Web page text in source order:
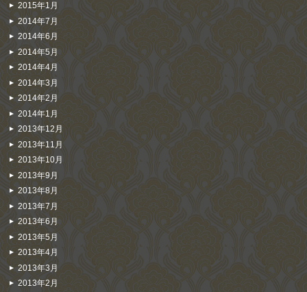
2015年1月
2014年7月
2014年6月
2014年5月
2014年4月
2014年3月
2014年2月
2014年1月
2013年12月
2013年11月
2013年10月
2013年9月
2013年8月
2013年7月
2013年6月
2013年5月
2013年4月
2013年3月
2013年2月